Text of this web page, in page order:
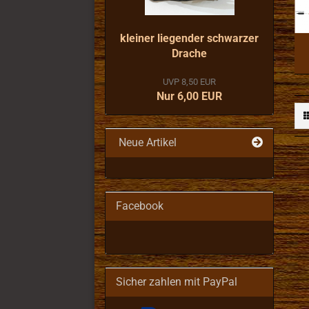
kleiner liegender schwarzer
Drache
UVP 8,50 EUR
Nur 6,00 EUR
Neue Artikel
Facebook
Sicher zahlen mit PayPal